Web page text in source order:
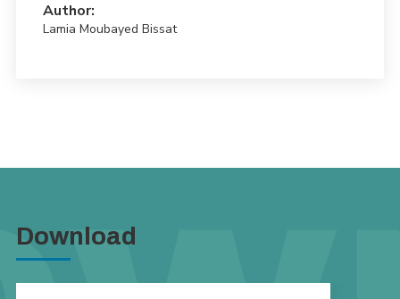
Author:
Lamia Moubayed Bissat
Download